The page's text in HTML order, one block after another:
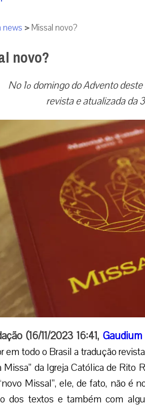
news >Missal novo?
novo?
No 1º domingo do Advento
revista e atualizada da
(16/11/2023 16:41,
em todo o Brasil a tradução
Missa” da Igreja Católica de
Missal”, ele, de fato, não é
dos textos e também com